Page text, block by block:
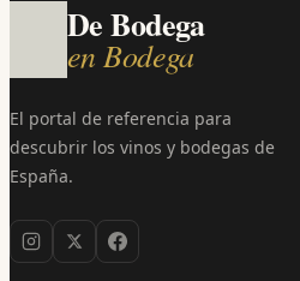
De Bodega
en Bodega
El portal de referencia para
descubrir los vinos y bodegas de
España.